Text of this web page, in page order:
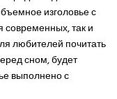
изголовье с
современных, так и
любителей почитать
сном, будет
выполнено с